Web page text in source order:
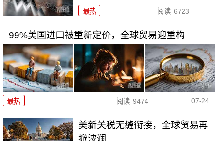
最热 阅读 6723
99%美国进口被重新定价，全球贸易迎重构
最热 阅读 9474 07-24
美新关税无缝衔接，全球贸易再
掀波澜